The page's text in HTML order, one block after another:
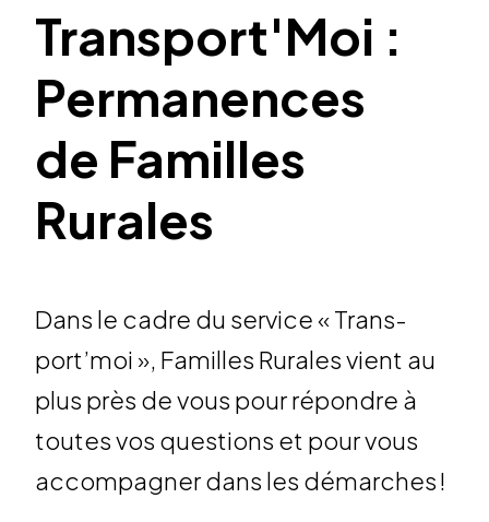
Transport'Moi :
Permanences
de Familles
Rurales
Dans le cadre du service « Trans­
port’­moi », Familles Rurales vient au
plus près de vous pour répondre à
toutes vos ques­tions et pour vous
accom­pa­gner dans les démarches !